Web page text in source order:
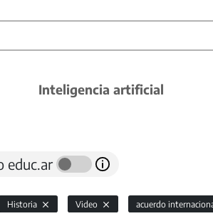
Inteligencia artificial
educ.ar
Historia Video acuerdo